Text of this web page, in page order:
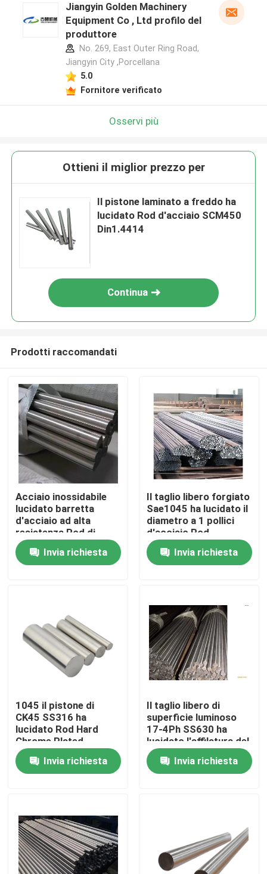
Casa
Chi siamo
Prodotti
Prodotti in acciaio forgiato
Assi d'acciaio forgiate
Anelli d'acciaio forgiati
Maniche forgiate
Spazii in bianco forgiati dell'ingranaggio
Jiangyin Golden Machinery
Equipment Co , Ltd profilo del
produttore
No. 269, East Outer Ring Road,
Jiangyin City ,Porcellana
5.0
Fornitore verificato
Osservi più
Ottieni il miglior prezzo per
Il pistone laminato a freddo ha
lucidato Rod d'acciaio SCM450
Din1.4414
Continua
Prodotti raccomandati
Acciaio inossidabile
lucidato barretta
d'acciaio ad alta
resistenza Rod di
310s AISI321 Aisi316
Invia richiesta
Il taglio libero forgiato
Sae1045 ha lucidato il
diametro a 1 pollici
d'acciaio Rod
d'acciaio di Rod
Invia richiesta
1045 il pistone di
CK45 SS316 ha
lucidato Rod Hard
Chrome Plated
d'acciaio
Invia richiesta
Il taglio libero di
superficie luminoso
17-4Ph SS630 ha
lucidato l'affilatura del
tondino d'acciaio
Invia richiesta